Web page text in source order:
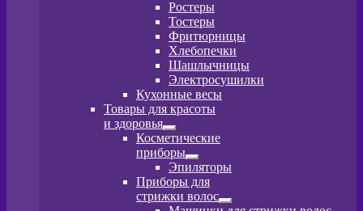
Ростеры
Тостеры
Фритюрницы
Хлебопечки
Шашлычницы
Электросушилки
Кухонные весы
Товары для красоты
и здоровья
Развернутое
вложенное
меню
Косметические
приборы
Развернутое
вложенное
меню
Эпиляторы
Приборы для
стрижки волос
Развернутое